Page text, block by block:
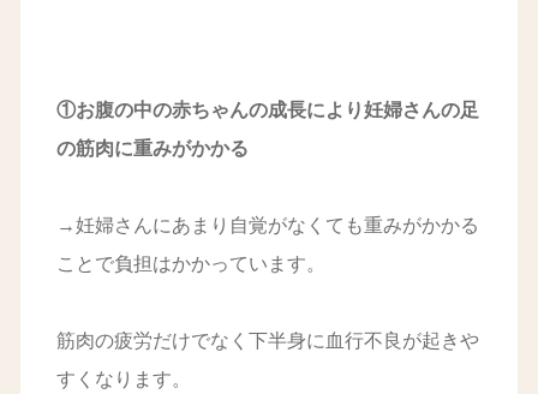
①お腹の中の赤ちゃんの成長により妊婦さんの足
の筋肉に重みがかかる
→妊婦さんにあまり自覚がなくても重みがかかる
ことで負担はかかっています。
筋肉の疲労だけでなく下半身に血行不良が起きや
すくなります。